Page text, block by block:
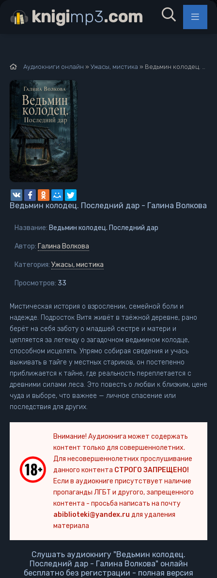
Аудиокниги онлайн » Ужасы, мистика » Ведьмин колодец. Последний дар - Галина Волкова
Ведьмин колодец. Последний дар - Галина Волкова
Название: Ведьмин колодец. Последний дар
Автор: Галина Волкова
Категория: Ужасы, мистика
Просмотров: 33
Мистическая история о взрослении, семейной боли и
надежде. Подросток Витя живёт в таёжной деревне, рано
берёт на себя заботу о младшей сестре и матери и
цепляется за легенду о загадочном ведьмином колодце,
способном исцелять. Упрямо собирая сведения и учась
выживать в тайге у местных стариков, он постепенно
приближается к тайне, где реальность переплетается с
древними силами леса. Это повесть о любви к близким, цене
чуда и выборе, что важнее — личное спасение или
последствия для других.
Внимание! Аудиокнига может содержать
контент только для совершеннолетних.
Для несовершеннолетних прослушивание
данного контента СТРОГО ЗАПРЕЩЕНО!
Если в аудиокниге присутствует наличие
пропаганды ЛГБТ и другого, запрещенного
контента - просьба написать на почту
abiblioteki@yandex.ru для удаления
материала
Слушать аудиокнигу "Ведьмин колодец.
Последний дар - Галина Волкова" онлайн
бесплатно без регистрации - полная версия
knigimp3.com